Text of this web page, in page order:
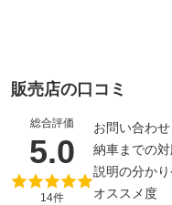
販売店の口コミ
総合評価
5.0 （5点
14件
お問い合わせ
納車までの
説明の分かり
オススメ度